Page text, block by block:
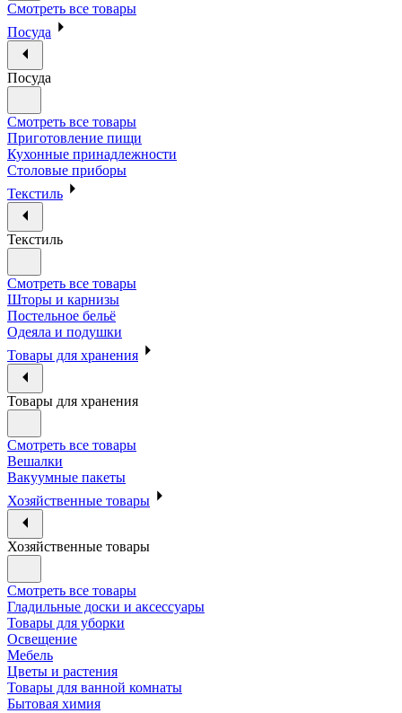
Смотреть все товары
Посуда
Посуда
Смотреть все товары
Приготовление пищи
Кухонные принадлежности
Столовые приборы
Текстиль
Текстиль
Смотреть все товары
Шторы и карнизы
Постельное бельё
Одеяла и подушки
Товары для хранения
Товары для хранения
Смотреть все товары
Вешалки
Вакуумные пакеты
Хозяйственные товары
Хозяйственные товары
Смотреть все товары
Гладильные доски и аксессуары
Товары для уборки
Освещение
Мебель
Цветы и растения
Товары для ванной комнаты
Бытовая химия